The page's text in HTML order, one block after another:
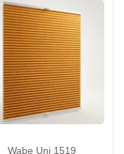
Wabe Uni 1519